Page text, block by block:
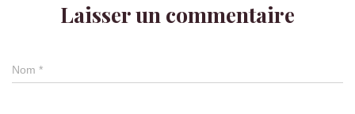
Laisser un commentaire
Nom *